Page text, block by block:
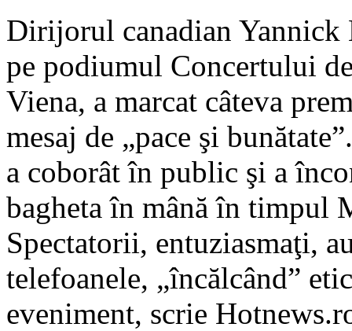
Dirijorul canadian Yannick
pe podiumul Concertului
Viena, a marcat câteva
mesaj de „pace şi
a coborât în public şi a
bagheta în mână în timpul
Spectatorii, entuziasmaţi,
telefoanele, „încălcând”
eveniment, scrie